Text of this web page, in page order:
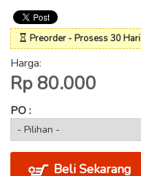
Preorder - Prosess 30 Hari
Harga:
Rp 80.000
PO :
Beli Sekarang